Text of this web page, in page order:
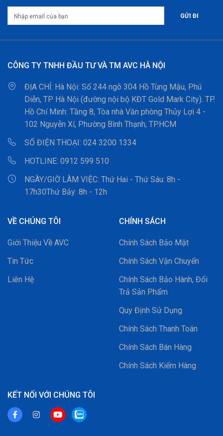
CÔNG TY TNHH ĐẦU TƯ VÀ TM AVC HÀ NỘI
ĐỊA CHỈ: Hà Nội: Số 244 ngõ 304 Hồ Tùng Mậu, Phú
Diễn, TP Hà Nội (đường nội bộ KĐT Gold Mark City). TP.
Hồ Chí Minh: Tầng 8, Tòa nhà Văn phòng Thủy Lợi 4 -
102 Nguyễn Xí, Phường Bình Thạnh, TP.HCM
SỐ ĐIỆN THOẠI: 024 3200 1334
HOTLINE: 0912 599 510
NGÀY/GIỜ LÀM VIỆC: Thứ Hai - Thứ Sáu: 8h -
17h30Thứ Bảy: 8h - 12h
VỀ CHÚNG TÔI
Giới Thiệu Về AVC
Tin Tức
Liên Hệ
CHÍNH SÁCH
Chính Sách Bảo Mật
Chính Sách Vận Chuyển
Chính Sách Bảo Hành, Đổi
Trả Sản Phẩm
Quy Định Sử Dụng
Chính Sách Thanh Toán
Chính Sách Bán Hàng
Chính Sách Kiểm Hàng
KẾT NỐI VỚI CHÚNG TÔI